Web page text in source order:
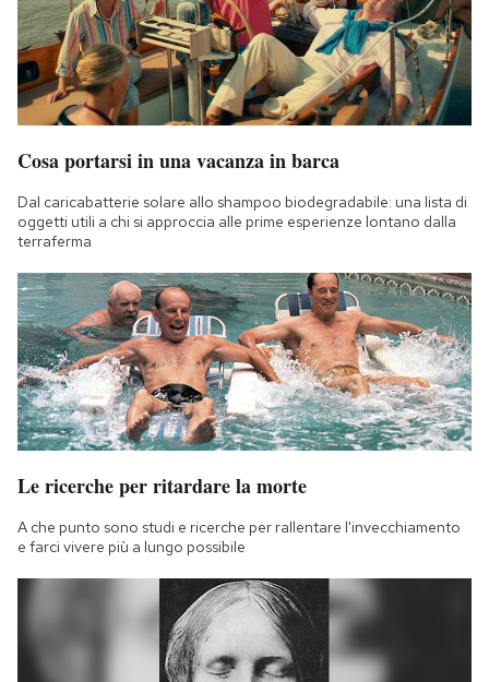
Cosa portarsi in una vacanza in barca
Dal caricabatterie solare allo shampoo biodegradabile: una lista di
oggetti utili a chi si approccia alle prime esperienze lontano dalla
terraferma
Le ricerche per ritardare la morte
A che punto sono studi e ricerche per rallentare l'invecchiamento
e farci vivere più a lungo possibile